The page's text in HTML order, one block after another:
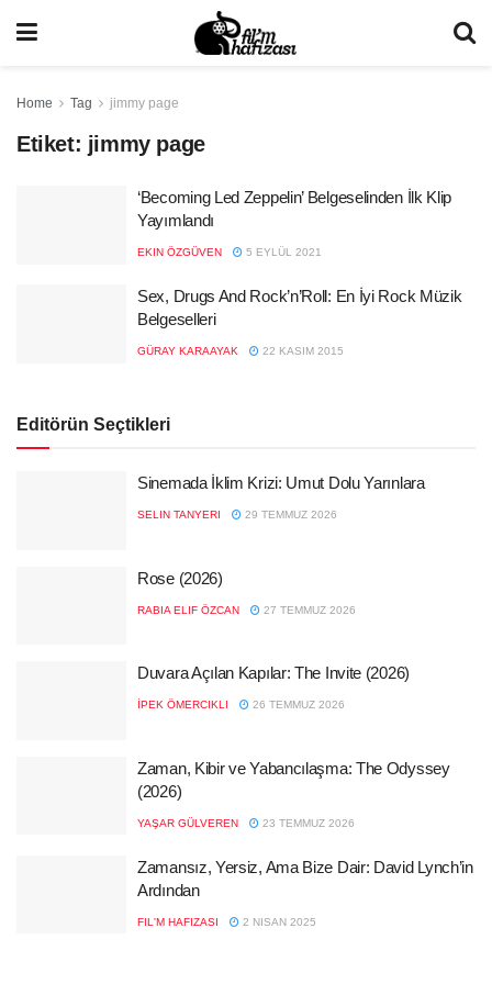
Home Tag jimmy page
Etiket: jimmy page
‘Becoming Led Zeppelin’ Belgeselinden İlk Klip
Yayımlandı
EKIN ÖZGÜVEN 5 EYLÜL 2021
Sex, Drugs And Rock’n’Roll: En İyi Rock Müzik
Belgeselleri
GÜRAY KARAAYAK 22 KASIM 2015
Editörün Seçtikleri
Sinemada İklim Krizi: Umut Dolu Yarınlara
SELIN TANYERI 29 TEMMUZ 2026
Rose (2026)
RABIA ELIF ÖZCAN 27 TEMMUZ 2026
Duvara Açılan Kapılar: The Invite (2026)
İPEK ÖMERCIKLI 26 TEMMUZ 2026
Zaman, Kibir ve Yabancılaşma: The Odyssey
(2026)
YAŞAR GÜLVEREN 23 TEMMUZ 2026
Zamansız, Yersiz, Ama Bize Dair: David Lynch’in
Ardından
FIL'M HAFIZASI 2 NISAN 2025